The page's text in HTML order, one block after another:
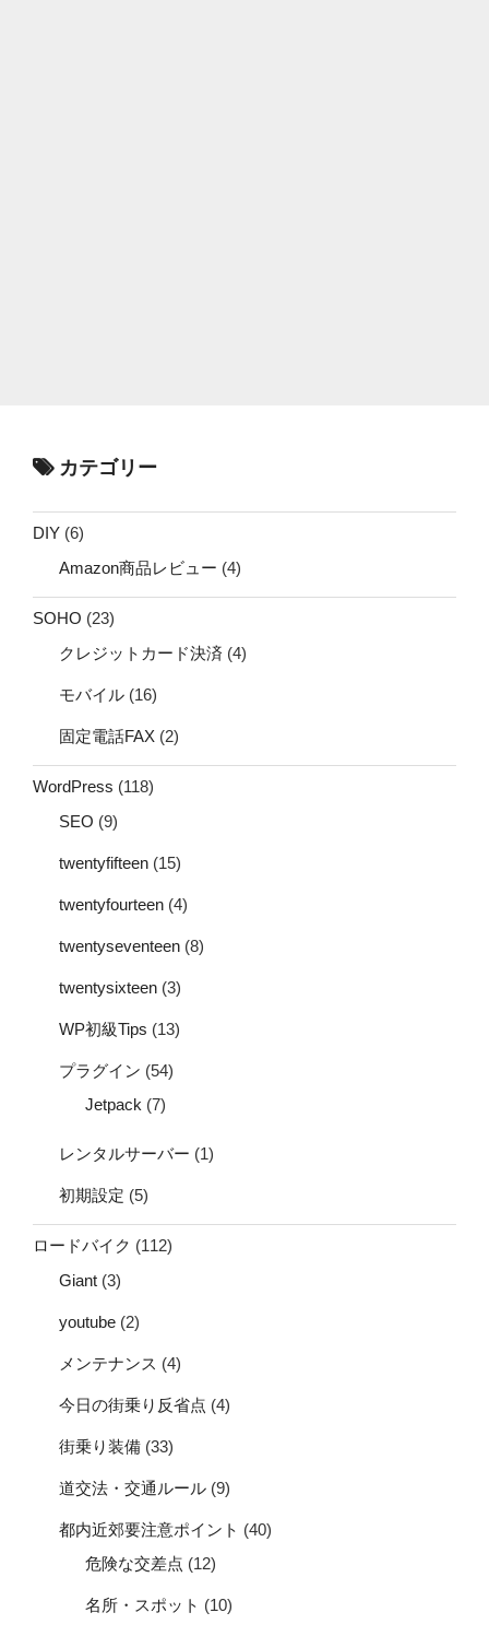
カテゴリー
DIY (6)
Amazon商品レビュー (4)
SOHO (23)
クレジットカード決済 (4)
モバイル (16)
固定電話FAX (2)
WordPress (118)
SEO (9)
twentyfifteen (15)
twentyfourteen (4)
twentyseventeen (8)
twentysixteen (3)
WP初級Tips (13)
プラグイン (54)
Jetpack (7)
レンタルサーバー (1)
初期設定 (5)
ロードバイク (112)
Giant (3)
youtube (2)
メンテナンス (4)
今日の街乗り反省点 (4)
街乗り装備 (33)
道交法・交通ルール (9)
都内近郊要注意ポイント (40)
危険な交差点 (12)
名所・スポット (10)